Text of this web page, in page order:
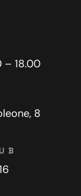
– 18.00
8